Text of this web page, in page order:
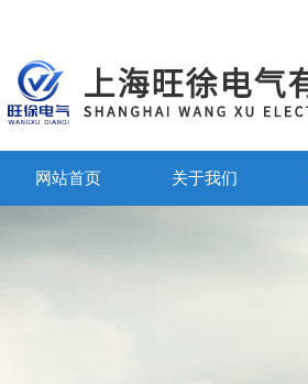
网站首页 关于我们